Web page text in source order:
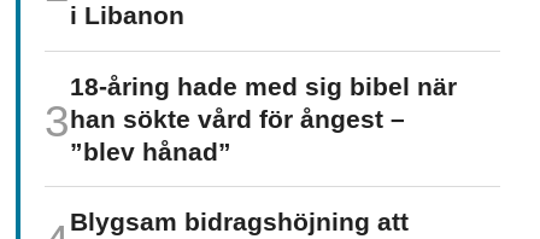
i Libanon
18-åring hade med sig bibel när
han sökte vård för ångest –
”blev hånad”
Blygsam bidrags­höjning att